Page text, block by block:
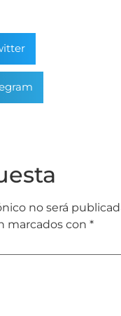
no será
marcados con *